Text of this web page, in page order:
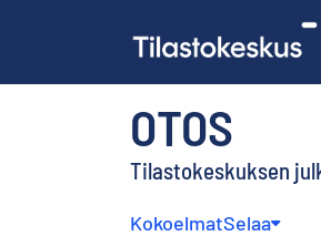
OTOS
Tilastokeskuksen
KokoelmatSelaa